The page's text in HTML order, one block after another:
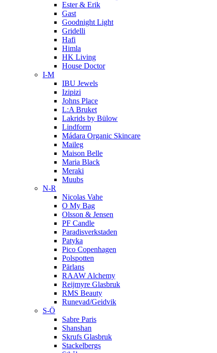
Ester & Erik
Gast
Goodnight Light
Gridelli
Hafi
Himla
HK Living
House Doctor
I-M
IBU Jewels
Izipizi
Johns Place
L:A Bruket
Lakrids by Bülow
Lindform
Mádara Organic Skincare
Maileg
Maison Belle
Maria Black
Meraki
Muubs
N-R
Nicolas Vahe
O My Bag
Olsson & Jensen
PF Candle
Paradisverkstaden
Patyka
Pico Copenhagen
Polspotten
Pärlans
RAAW Alchemy
Reijmyre Glasbruk
RMS Beauty
Runevad/Geidvik
S-Ö
Sabre Paris
Shanshan
Skrufs Glasbruk
Stackelbergs